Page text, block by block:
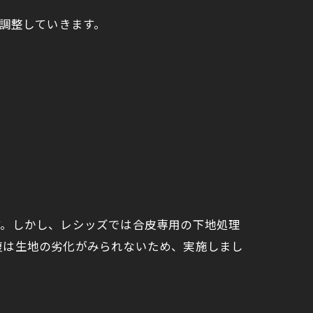
していきます。
しかし、レシッズでは合皮専用の下地処理
生地の劣化がみられないため、実施しまし